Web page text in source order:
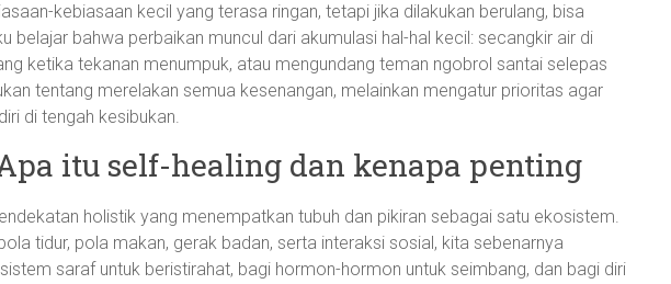
kebiasaan kecil yang terasa ringan, tetapi jika dilakukan berulang, bisa
belajar bahwa perbaikan muncul dari akumulasi hal-hal kecil: secangkir air di
ketika tekanan menumpuk, atau mengundang teman ngobrol santai selepas
tentang merelakan semua kesenangan, melainkan mengatur prioritas agar
di tengah kesibukan.
itu self-healing dan kenapa penting
holistik yang menempatkan tubuh dan pikiran sebagai satu ekosistem.
tidur, pola makan, gerak badan, serta interaksi sosial, kita sebenarnya
saraf untuk beristirahat, bagi hormon-hormon untuk seimbang, dan bagi diri